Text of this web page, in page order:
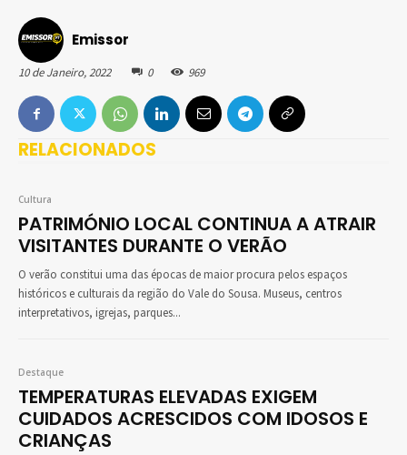
Emissor
10 de Janeiro, 2022 0 969
RELACIONADOS
Cultura
PATRIMÓNIO LOCAL CONTINUA A ATRAIR
VISITANTES DURANTE O VERÃO
O verão constitui uma das épocas de maior procura pelos espaços
históricos e culturais da região do Vale do Sousa. Museus, centros
interpretativos, igrejas, parques...
Destaque
TEMPERATURAS ELEVADAS EXIGEM
CUIDADOS ACRESCIDOS COM IDOSOS E
CRIANÇAS